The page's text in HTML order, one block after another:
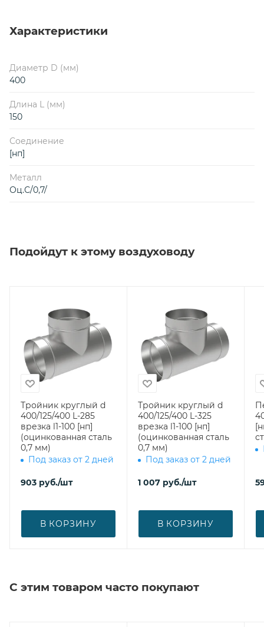
Характеристики
Диаметр D (мм)
400
Длина L (мм)
150
Соединение
[нп]
Металл
Оц.С/0,7/
Подойдут к этому воздуховоду
Тройник круглый d
400/125/400 L-285
врезка l1-100 [нп]
(оцинкованная сталь
0,7 мм)
Под заказ от 2 дней
903 руб./шт
В КОРЗИНУ
Тройник круглый d
400/125/400 L-325
врезка l1-100 [нп]
(оцинкованная сталь
0,7 мм)
Под заказ от 2 дней
1 007 руб./шт
В КОРЗИНУ
С этим товаром часто покупают